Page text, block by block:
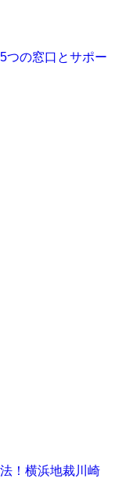
つの窓口とサポー
！横浜地裁川崎